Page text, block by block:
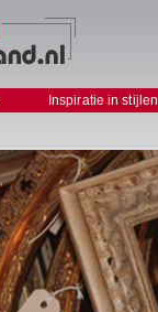
Inspiratie in stijlen